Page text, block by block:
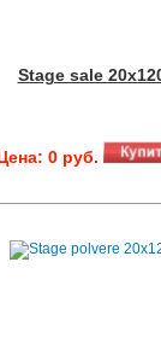
Stage sale
0 руб.